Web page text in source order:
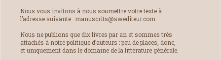
Nous vous invitons à nous soumettre votre texte à
l’adresse suivante : manuscrits@swediteur.com.
Nous ne publions que dix livres par an et sommes très
attachés à notre politique d’auteurs : peu de places, donc,
et uniquement dans le domaine de la littérature générale.